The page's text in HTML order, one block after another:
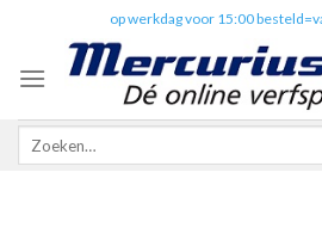
content
op werkdag voor 15:00
Zoeken